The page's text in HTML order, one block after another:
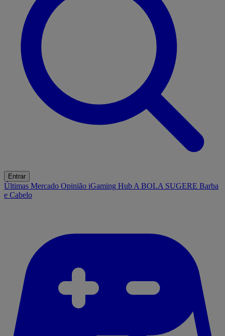
Entrar
Últimas Mercado Opinião iGaming Hub A BOLA SUGERE Barba
e Cabelo